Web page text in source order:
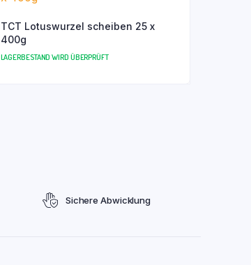
TCT Lotuswurzel scheiben 25 x
400g
LAGERBESTAND WIRD ÜBERPRÜFT
Sichere Abwicklung